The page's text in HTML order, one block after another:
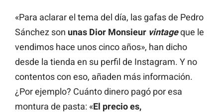
«Para aclarar el tema del día, las gafas de Pedro
Sánchez son unas Dior Monsieur vintageque le
vendimos hace unos cinco años», han dicho
desde la tienda en su perfil de Instagram. Y no
contentos con eso, añaden más información.
¿Por ejemplo? Cuánto dinero pagó por esa
montura de pasta: «El precio es,